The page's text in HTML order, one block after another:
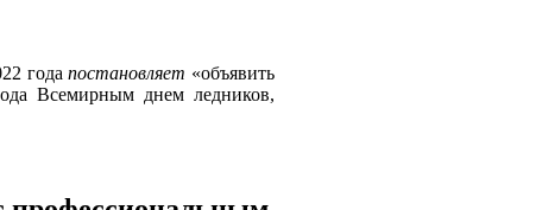
годапостановляет «объявить
Всемирным днем ледников,